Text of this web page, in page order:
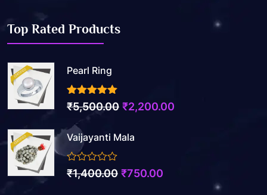
Top Rated Products
Pearl Ring
3.50out of 5
₹5,500.00 Original
was:
₹2,200.00
Vaijayanti Mala
0
out
₹1,400.00 Original
₹750.00